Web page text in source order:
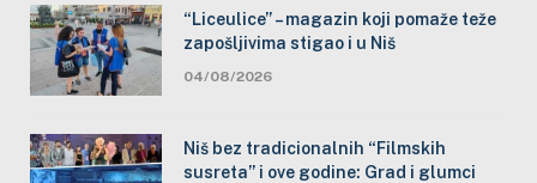
“Liceulice” – magazin koji pomaže teže
zapošljivima stigao i u Niš
04/08/2026
Niš bez tradicionalnih “Filmskih
susreta” i ove godine: Grad i glumci